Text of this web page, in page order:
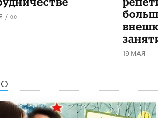
/
19 МАЯ